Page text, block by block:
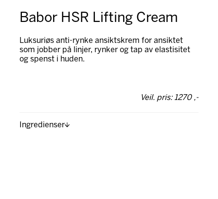
Babor HSR Lifting Cream
Luksuriøs anti-rynke ansiktskrem for ansiktet
som jobber på linjer, rynker og tap av elastisitet
og spenst i huden.
Veil. pris: 1270 ,-
Ingredienser